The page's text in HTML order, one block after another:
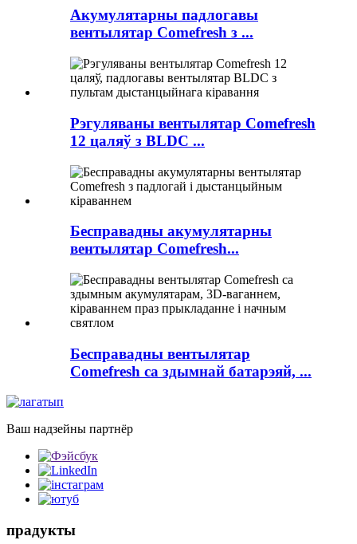
Акумулятарны падлогавы
вентылятар Comefresh з ...
Рэгуляваны вентылятар Comefresh
12 цаляў з BLDC ...
Бесправадны акумулятарны
вентылятар Comefresh...
Бесправадны вентылятар
Comefresh са здымнай батарэяй, ...
Ваш надзейны партнёр
прадукты